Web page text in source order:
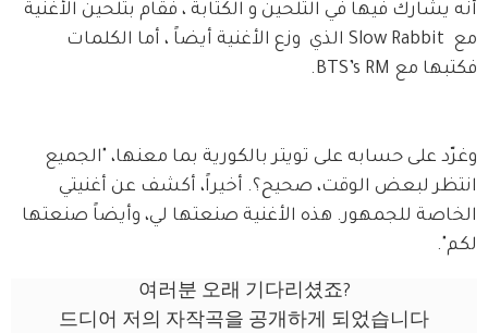
أنه يشارك فيها في التلحين و الكتابة ، فقام بتلحين الأغنية
مع  Slow Rabbit الذي  وزع الأغنية أيضاً ، أما الكلمات
فكتبها مع BTS’s RM.
وغرّد على حسابه على تويتر بالكورية بما معنها، "الجميع
انتظر لبعض الوقت، صحيح؟. أخيراً، أكشف عن أغنيتي
الخاصة للجمهور. هذه الأغنية صنعتها لي، وأيضاً صنعتها
لكم".
여러분 오래 기다리셨죠?
드디어 저의 자작곡을 공개하게 되었습니다